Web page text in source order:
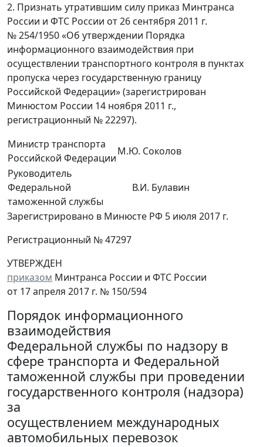
2. Признать утратившим силу приказ Минтранса
России и ФТС России от 26 сентября 2011 г.
№ 254/1950 «Об утверждении Порядка
информационного взаимодействия при
осуществлении транспортного контроля в пунктах
пропуска через государственную границу
Российской Федерации» (зарегистрирован
Минюстом России 14 ноября 2011 г.,
регистрационный № 22297).
Министр транспорта
Российской Федерации
М.Ю. Соколов
Руководитель
Федеральной
таможенной службы
В.И. Булавин
Зарегистрировано в Минюсте РФ 5 июля 2017 г.
Регистрационный № 47297
УТВЕРЖДЕН
приказом Минтранса России и ФТС России
от 17 апреля 2017 г. № 150/594
Порядок информационного
взаимодействия
Федеральной службы по надзору в
сфере транспорта и Федеральной
таможенной службы при проведении
государственного контроля (надзора)
за
осуществлением международных
автомобильных перевозок